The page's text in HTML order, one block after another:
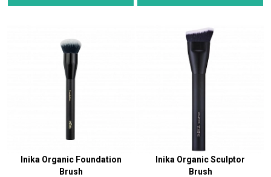
Inika Organic Foundation
Brush
Inika Organic Sculptor
Brush